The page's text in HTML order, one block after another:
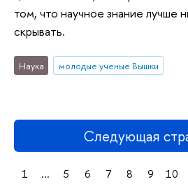
том, что научное знание лучше
скрывать.
Наука молодые ученые Вышки
Следующая
1 ... 5 6 7 8 9 10